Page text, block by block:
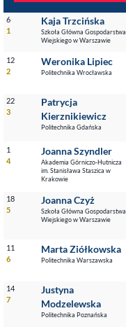
6
1
Kaja Trzcińska
Szkoła Główna Gospodarstwa
Wiejskiego w Warszawie
12
2
Weronika Lipiec
Politechnika Wrocławska
22
3
Patrycja
Kierznikiewicz
Politechnika Gdańska
1
4
Joanna Szyndler
Akademia Górniczo-Hutnicza
im. Stanisława Staszica w
Krakowie
18
5
Joanna Czyż
Szkoła Główna Gospodarstwa
Wiejskiego w Warszawie
11
6
Marta Ziółkowska
Politechnika Warszawska
14
7
Justyna
Modzelewska
Politechnika Poznańska